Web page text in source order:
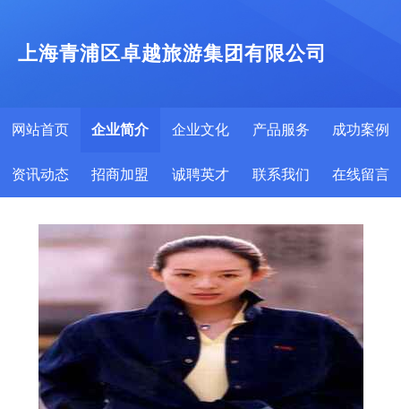
上海青浦区卓越旅游集团有限公司
网站首页 企业简介 企业文化 产品服务 成功案例
资讯动态 招商加盟 诚聘英才 联系我们 在线留言